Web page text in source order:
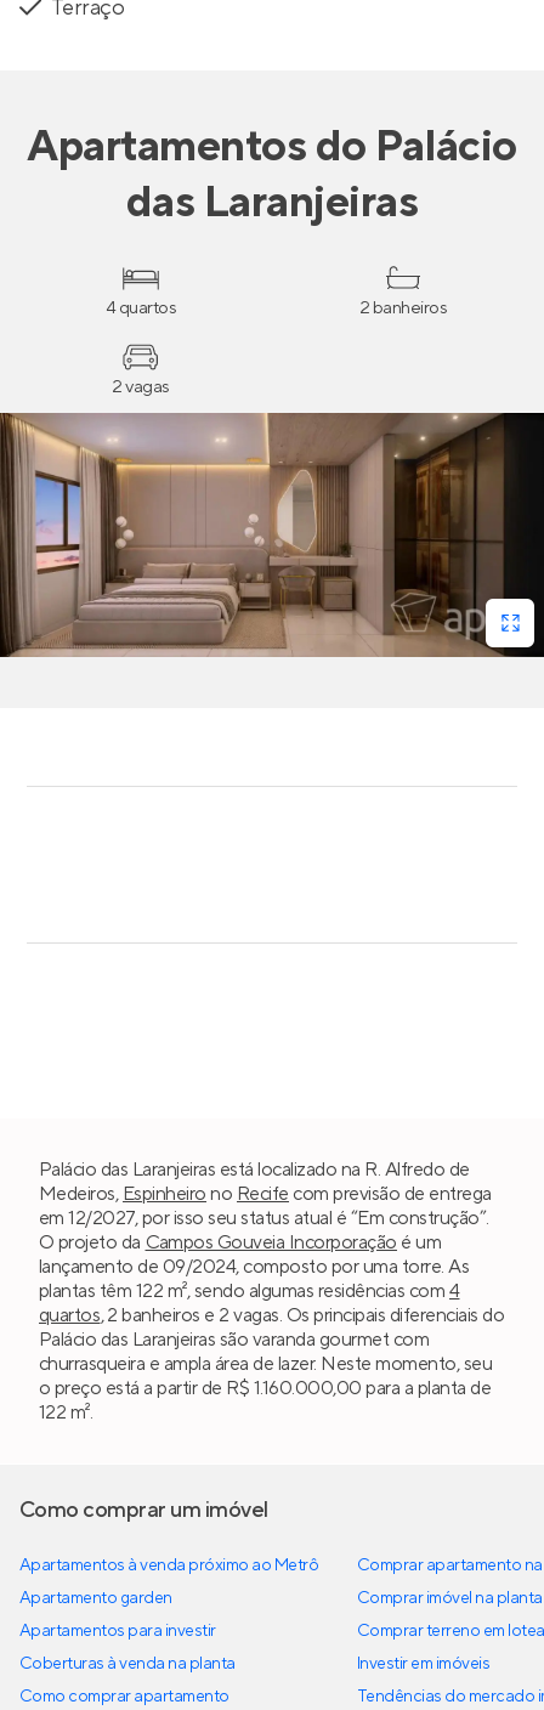
Terraço
Apartamentosdo Palácio
das Laranjeiras
4 quartos 2 banheiros
2 vagas
Palácio das Laranjeiras está localizado na R. Alfredo de
Medeiros, Espinheiro no Recife com previsão de entrega
em 12/2027, por isso seu status atual é “Em construção”.
O projeto da Campos Gouveia Incorporação é um
lançamento de 09/2024, composto por uma torre. As
plantas têm 122 m², sendo algumas residências com 4
quartos, 2 banheiros e 2 vagas. Os principais diferenciais do
Palácio das Laranjeiras são varanda gourmet com
churrasqueira e ampla área de lazer. Neste momento, seu
o preço está a partir de R$ 1.160.000,00 para a planta de
122 m².
Como comprar um imóvel
Apartamentos à venda próximo ao Metrô
Apartamento garden
Apartamentos para investir
Coberturas à venda na planta
Como comprar apartamento
Comprar apartamento
Comprar imóvel na planta
Comprar terreno em
Investir em imóveis
Tendências do mercado